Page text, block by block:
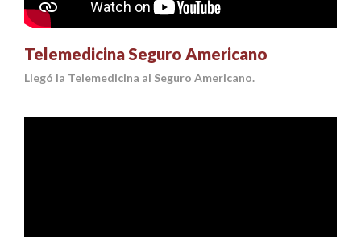
Telemedicina Seguro Americano
Llegó la Telemedicina al Seguro Americano.